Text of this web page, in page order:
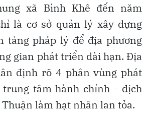
xã Bình Khê đến năm
là cơ sở quản lý xây dựng
tảng pháp lý để địa phương
gian phát triển dài hạn. Địa
định rõ 4 phân vùng phát
tâm hành chính - dịch
làm hạt nhân lan tỏa.